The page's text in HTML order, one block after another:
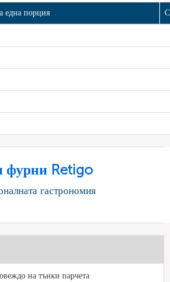
една порция
фурни Retigo
гастрономия
на тънки парчета